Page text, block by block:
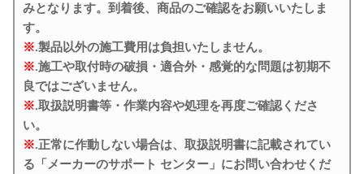
みとなります。到着後、商品のご確認をお願いいたしま
す。
※.製品以外の施工費用は負担いたしません。
※.施工や取付時の破損・適合外・感覚的な問題は初期不
良ではございません。
※.取扱説明書等・作業内容や処理を再度ご確認くださ
い。
※.正常に作動しない場合は、取扱説明書に記載されてい
る「メーカーのサポート センター」にお問い合わせくだ